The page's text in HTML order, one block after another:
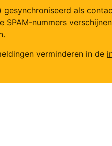
als
nummers
verminderen in de